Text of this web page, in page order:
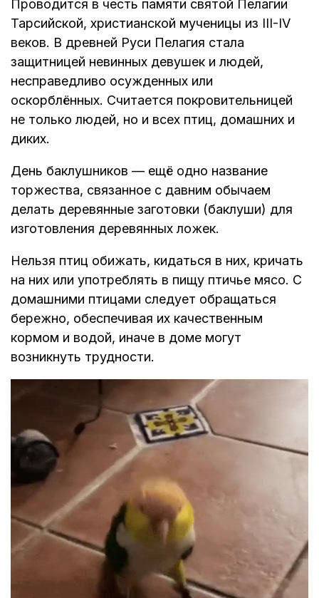
Проводится в честь памяти святой Пелагии
Тарсийской, христианской мученицы из III-IV
веков. В древней Руси Пелагия стала
защитницей невинных девушек и людей,
несправедливо осужденных или
оскорблённых. Считается покровительницей
не только людей, но и всех птиц, домашних и
диких.
День баклушников — ещё одно название
торжества, связанное с давним обычаем
делать деревянные заготовки (баклуши) для
изготовления деревянных ложек.
Нельзя птиц обижать, кидаться в них, кричать
на них или употреблять в пищу птичье мясо. С
домашними птицами следует обращаться
бережно, обеспечивая их качественным
кормом и водой, иначе в доме могут
возникнуть трудности.